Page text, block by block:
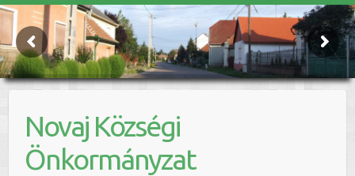
Novaj Községi
Önkormányzat